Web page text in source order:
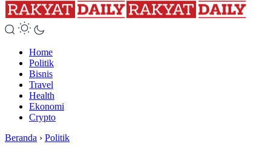
Home
Politik
Bisnis
Travel
Health
Ekonomi
Crypto
Beranda › Politik